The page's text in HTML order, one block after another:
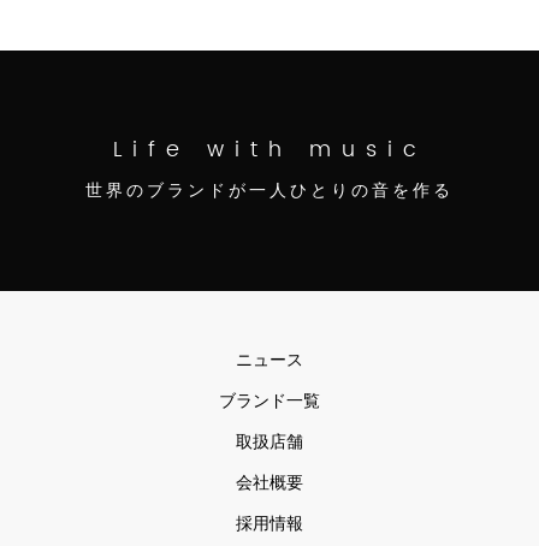
Life with music
世界のブランドが一人ひとりの音を作る
ニュース
ブランド一覧
取扱店舗
会社概要
採用情報